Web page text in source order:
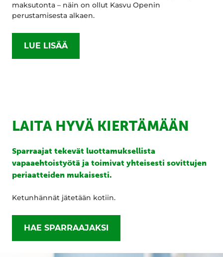
maksutonta – näin on ollut Kasvu Openin
perustamisesta alkaen.
LUE LISÄÄ
LAITA HYVÄ KIERTÄMÄÄN
Sparraajat tekevät luottamuksellista
vapaaehtoistyötä ja toimivat yhteisesti sovittujen
periaatteiden mukaisesti.
Ketunhännät jätetään kotiin.
HAE SPARRAAJAKSI